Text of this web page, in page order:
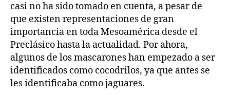
casi no ha sido tomado en cuenta, a pesar de
que existen representaciones de gran
importancia en toda Mesoamérica desde el
Preclásico hasta la actualidad. Por ahora,
algunos de los mascarones han empezado a ser
identificados como cocodrilos, ya que antes se
les identificaba como jaguares.